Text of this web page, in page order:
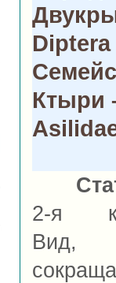
Diptera
Ктыри
2-я
Вид,